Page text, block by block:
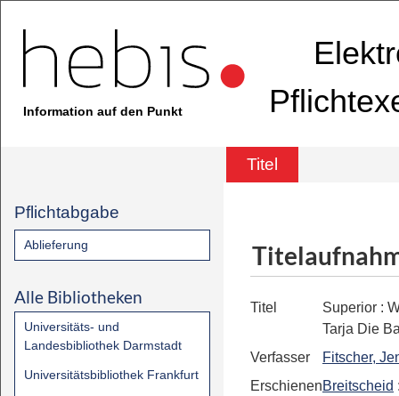
Information auf den Punkt
Titel
Pflichtabgabe
Ablieferung
Alle Bibliotheken
Universitäts- und
Landesbibliothek Darmstadt
Universitätsbibliothek Frankfurt
Titel Superior :
Tarja Die
Verfasser
Fitscher,
ErschienenBreitscheid